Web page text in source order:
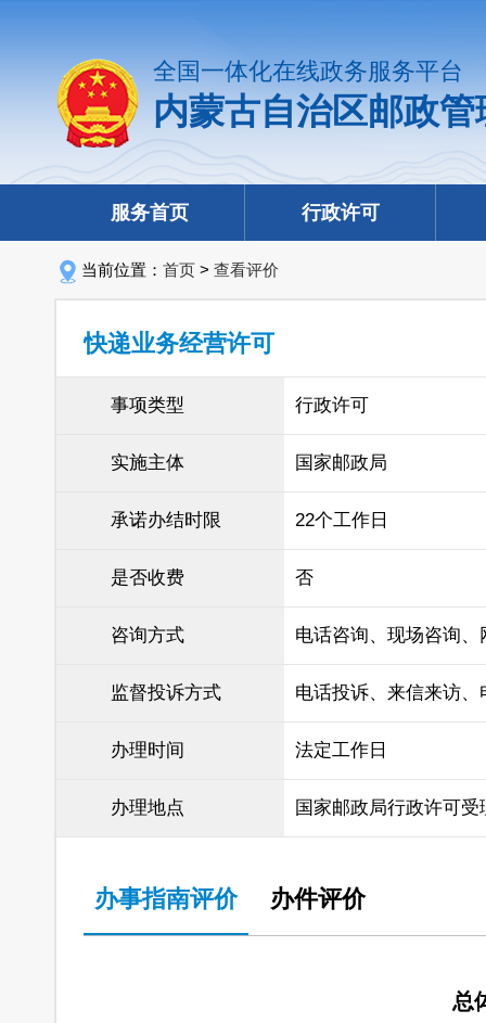
全国一体化在线政务服务平台
内蒙古自治区邮政
服务首页 行政许可
当前位置： 首页 > 查看评价
快递业务经营许可
事项类型 行政许可
实施主体 国家邮政局
承诺办结时限 22个工作日
是否收费 否
咨询方式 电话咨询、现场咨询、
监督投诉方式 电话投诉、来信来访
办理时间 法定工作日
办理地点 国家邮政局行政许可
办事指南评价 办件评价
总